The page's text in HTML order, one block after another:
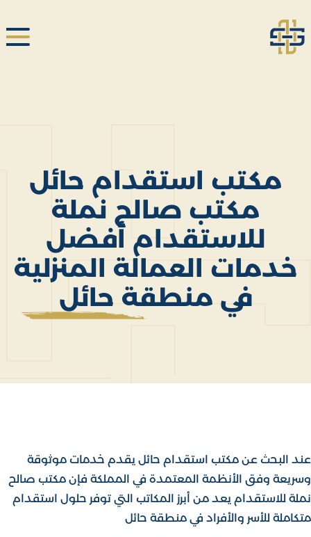
مكتب استقدام حائل
مكتب صالح نملة
للاستقدام أفضل
خدمات العمالة المنزلية
في منطقة حائل
عند البحث عن مكتب استقدام حائل يقدم خدمات موثوقة
وسريعة وفق الأنظمة المعتمدة في المملكة فإن مكتب صالح
نملة للاستقدام يعد من أبرز المكاتب التي توفر حلول استقدام
متكاملة للأسر والأفراد في منطقة حائل